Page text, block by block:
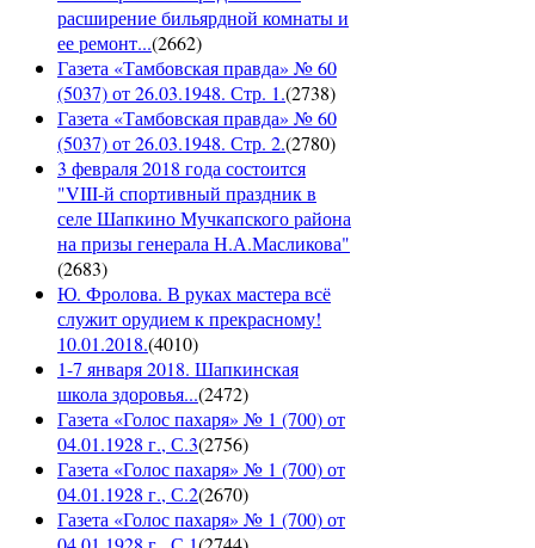
расширение бильярдной комнаты и
ее ремонт...(2662)
Газета «Тамбовская правда» № 60
(5037) от 26.03.1948. Стр. 1.(2738)
Газета «Тамбовская правда» № 60
(5037) от 26.03.1948. Стр. 2.(2780)
3 февраля 2018 года состоится
"VIII-й спортивный праздник в
селе Шапкино Мучкапского района
на призы генерала Н.А.Масликова"
(2683)
Ю. Фролова. В руках мастера всё
служит орудием к прекрасному!
10.01.2018.(4010)
1-7 января 2018. Шапкинская
школа здоровья...(2472)
Газета «Голос пахаря» № 1 (700) от
04.01.1928 г., С.3(2756)
Газета «Голос пахаря» № 1 (700) от
04.01.1928 г., С.2(2670)
Газета «Голос пахаря» № 1 (700) от